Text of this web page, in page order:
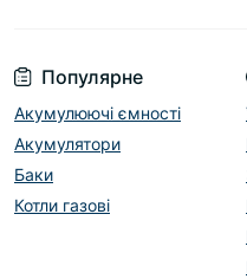
Популярне
Акумулюючі ємності
Акумулятори
Баки
Котли газові